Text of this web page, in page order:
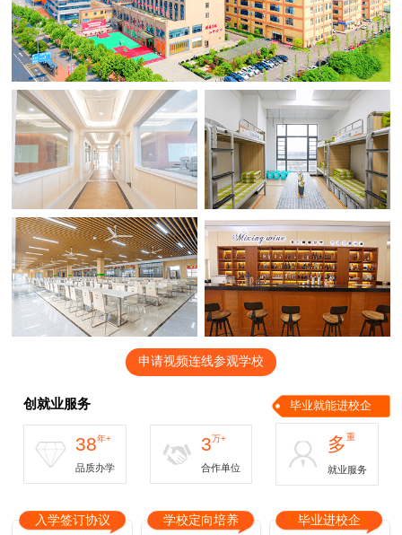
申请视频连线参观学校
创就业服务 毕业就能进校企
38年+
品质办学
3万+
合作单位
多重
就业服务
入学签订协议 学校定向培养 毕业进校企